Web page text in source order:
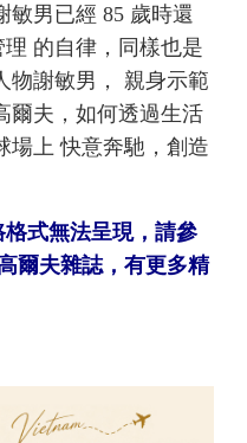
敏男已經 85 歲時還
的自律，同樣也是
物謝敏男， 親身示範
爾夫，如何透過生活
場上 快意奔馳，創造
式無法呈現，請參
爾夫雜誌，有更多精